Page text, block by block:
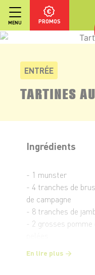
MENU PROMOS
ENTRÉE
TARTINES
Ingrédients
- 1 munster
- 4 tranches de
de campagne
- 8 tranches de
- 2 grosses
- Poivre
En lire plus